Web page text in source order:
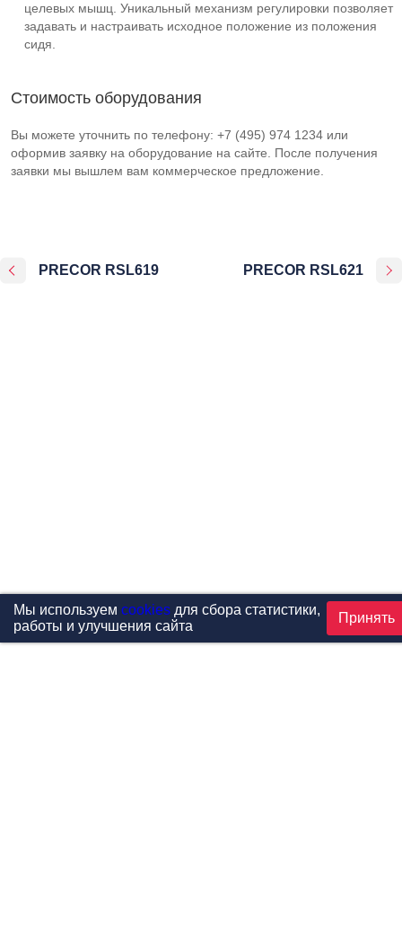
целевых мышц. Уникальный механизм регулировки позволяет
задавать и настраивать исходное положение из положения
сидя.
Стоимость оборудования
Вы можете уточнить по телефону: +7 (495) 974 1234 или
оформив заявку на оборудование на сайте. После получения
заявки мы вышлем вам коммерческое предложение.
PRECOR RSL619 PRECOR RSL621
Мы используем cookiesдля сбора статистики,
работы и улучшения сайта
Принять